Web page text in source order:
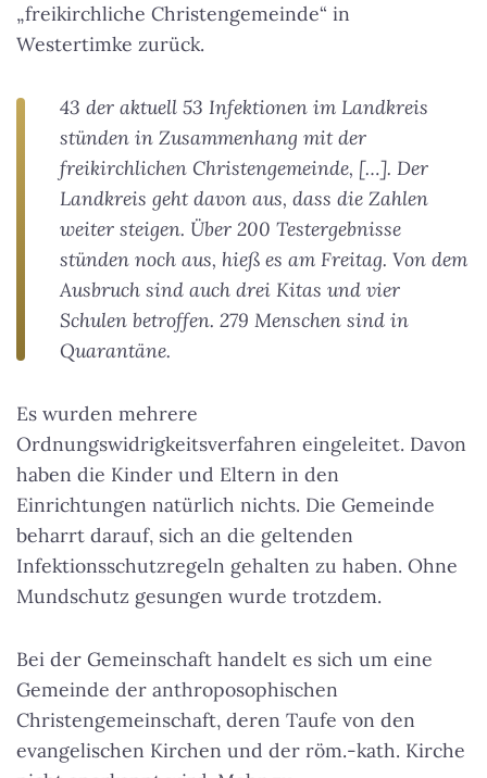
„freikirchliche Christengemeinde“ in
Westertimke zurück.
43 der aktuell 53 Infektionen im Landkreis
stünden in Zusammenhang mit der
freikirchlichen Christengemeinde, […]. Der
Landkreis geht davon aus, dass die Zahlen
weiter steigen. Über 200 Testergebnisse
stünden noch aus, hieß es am Freitag. Von dem
Ausbruch sind auch drei Kitas und vier
Schulen betroffen. 279 Menschen sind in
Quarantäne.
Es wurden mehrere
Ordnungswidrigkeitsverfahren eingeleitet. Davon
haben die Kinder und Eltern in den
Einrichtungen natürlich nichts. Die Gemeinde
beharrt darauf, sich an die geltenden
Infektionsschutzregeln gehalten zu haben. Ohne
Mundschutz gesungen wurde trotzdem.
Bei der Gemeinschaft handelt es sich um eine
Gemeinde der anthroposophischen
Christengemeinschaft, deren Taufe von den
evangelischen Kirchen und der röm.-kath. Kirche